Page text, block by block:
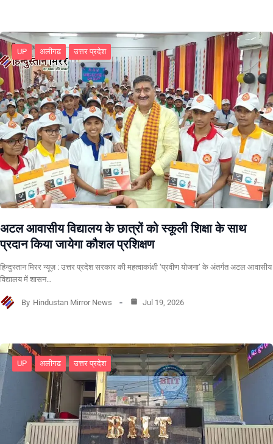
UP अलीगढ उत्तर प्रदेश
अटल आवासीय विद्यालय के छात्रों को स्कूली शिक्षा के साथ
प्रदान किया जायेगा कौशल प्रशिक्षण
हिन्दुस्तान मिरर न्यूज़ : उत्तर प्रदेश सरकार की महत्वाकांक्षी ‘प्रवीण योजना’ के अंतर्गत अटल आवासीय
विद्यालय में शासन…
By Hindustan Mirror News Jul 19, 2026
UP अलीगढ उत्तर प्रदेश